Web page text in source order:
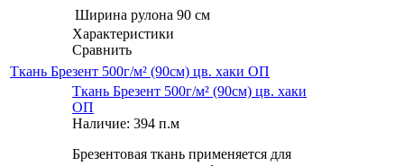
Ширина рулона 90 см
Характеристики
Сравнить
Ткань Брезент 500г/м² (90см) цв. хаки ОП
Ткань Брезент 500г/м² (90см) цв. хаки
ОП
Наличие: 394 п.м
Брезентовая ткань применяется для